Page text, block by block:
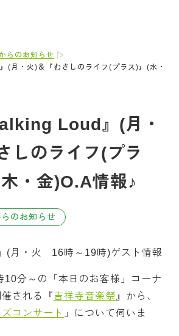
らのお知らせ
(月・火)＆『むさしのライフ(プラス)』(水・
Loud』(月・
しのライフ(プラ
・金)O.A情報♪
のお知らせ
(月・火 16時～19時)ゲスト情報
分～の「本日のお客様」コーナ
される『吉祥寺音楽祭 』から、
ズコンサート 」について伺いま